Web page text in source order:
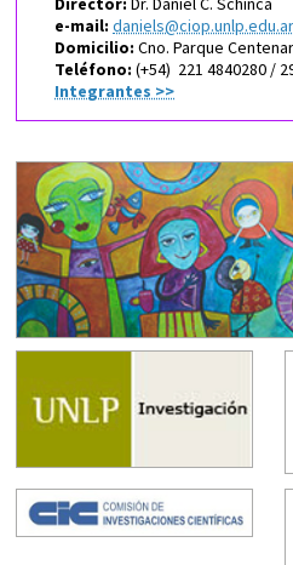
e-mail:daniels@ciop.unlp.edu.ar
Domicilio:Cno. Parque
Teléfono:(+54) 221 4840280 /
Integrantes >>